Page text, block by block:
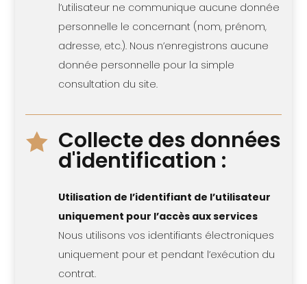
l’utilisateur ne communique aucune donnée
personnelle le concernant (nom, prénom,
adresse, etc.). Nous n’enregistrons aucune
donnée personnelle pour la simple
consultation du site.
 Collecte des données
d'identification :
Utilisation de l’identifiant de l’utilisateur
uniquement pour l’accès aux services
Nous utilisons vos identifiants électroniques
uniquement pour et pendant l’exécution du
contrat.